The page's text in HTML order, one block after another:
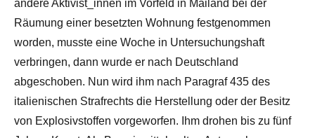
andere Aktivist_innen im Vorfeld in Mailand bei der
Räumung einer besetzten Wohnung festgenommen
worden, musste eine Woche in Untersuchungshaft
verbringen, dann wurde er nach Deutschland
abgeschoben. Nun wird ihm nach Paragraf 435 des
italienischen Strafrechts die Herstellung oder der Besitz
von Explosivstoffen vorgeworfen. Ihm drohen bis zu fünf